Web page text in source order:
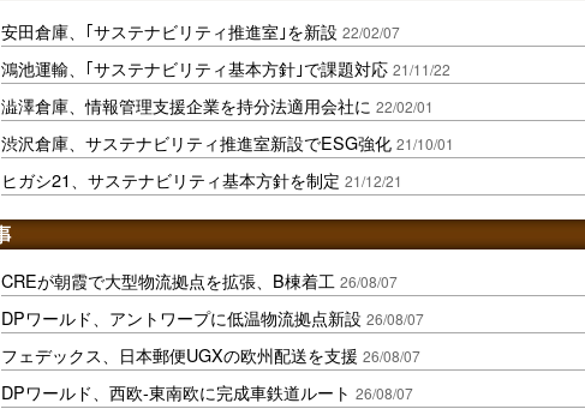
安田倉庫、｢サステナビリティ推進室｣を新設 22/02/07
鴻池運輸、｢サステナビリティ基本方針｣で課題対応 21/11/22
澁澤倉庫、情報管理支援企業を持分法適用会社に 22/02/01
渋沢倉庫、サステナビリティ推進室新設でESG強化 21/10/01
ヒガシ21、サステナビリティ基本方針を制定 21/12/21
CREが朝霞で大型物流拠点を拡張、B棟着工 26/08/07
DPワールド、アントワープに低温物流拠点新設 26/08/07
フェデックス、日本郵便UGXの欧州配送を支援 26/08/07
DPワールド、西欧-東南欧に完成車鉄道ルート 26/08/07